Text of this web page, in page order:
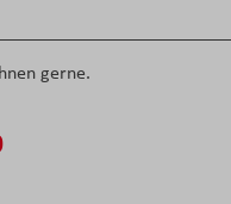
gerne.